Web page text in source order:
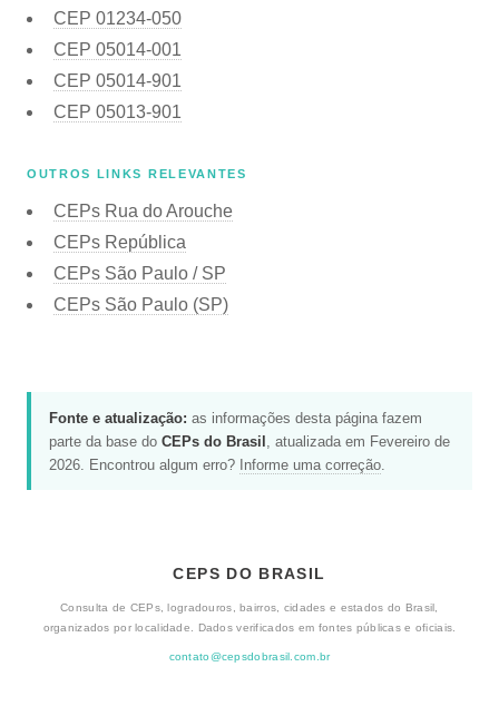
CEP 01234-050
CEP 05014-001
CEP 05014-901
CEP 05013-901
OUTROS LINKS RELEVANTES
CEPs Rua do Arouche
CEPs República
CEPs São Paulo / SP
CEPs São Paulo (SP)
Fonte e atualização: as informações desta página fazem
parte da base do CEPs do Brasil , atualizada em Fevereiro de
2026. Encontrou algum erro? Informe uma correção
CEPS DO BRASIL
Consulta de CEPs, logradouros, bairros, cidades e estados do Brasil,
organizados por localidade. Dados verificados em fontes públicas e oficiais.
contato@cepsdobrasil.com.br